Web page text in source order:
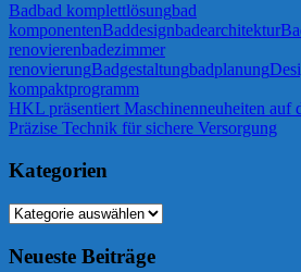
Badbad komplettlösungbad
komponentenBaddesignbadearchitektur
renovierenbadezimmer
renovierungBadgestaltungbadplanung
kompaktprogramm
Beitragsnavigation
Vorheriger
Beitrag:
HKL präsentiert Maschinenneuheiten auf
Nächster
Präzise Technik für sichere Versorgung
Kategorien
Kategorien
Neueste Beiträge